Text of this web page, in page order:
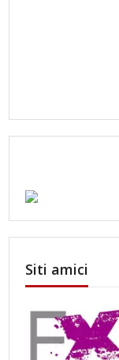
Siti amici